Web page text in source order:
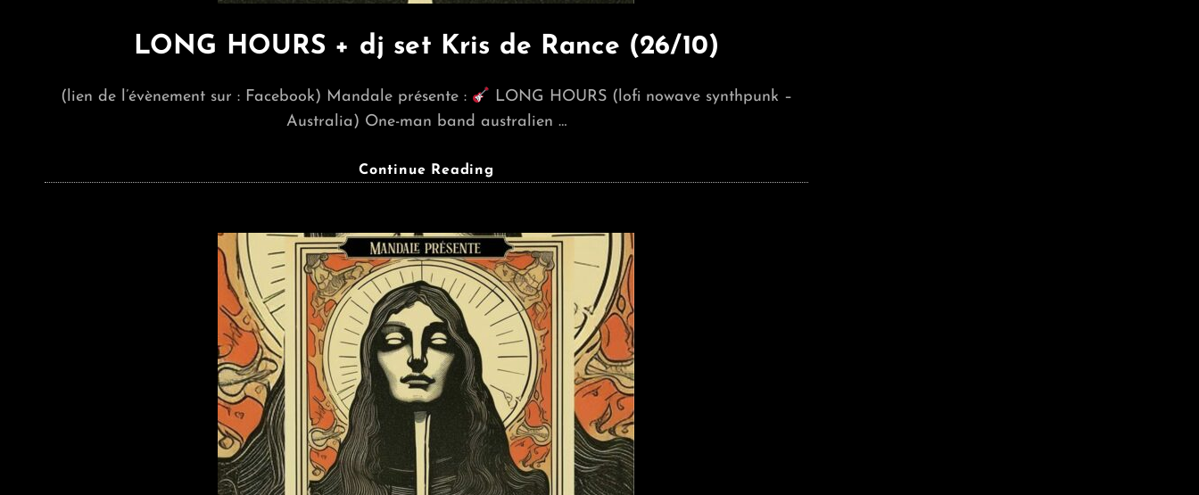
LONG HOURS + dj set Kris de Rance (26/10)
(lien de l’évènement sur : Facebook) Mandale présente :
LONG HOURS (lofi nowave synthpunk –
Australia) One-man band australien …
Continue Reading
Dj
Set
Kris
De
Rance
(26/10)